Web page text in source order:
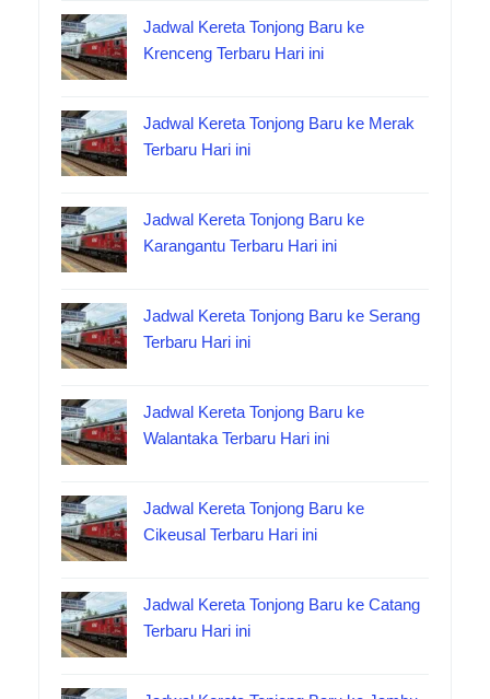
Jadwal Kereta Tonjong Baru ke
Krenceng Terbaru Hari ini
Jadwal Kereta Tonjong Baru ke Merak
Terbaru Hari ini
Jadwal Kereta Tonjong Baru ke
Karangantu Terbaru Hari ini
Jadwal Kereta Tonjong Baru ke Serang
Terbaru Hari ini
Jadwal Kereta Tonjong Baru ke
Walantaka Terbaru Hari ini
Jadwal Kereta Tonjong Baru ke
Cikeusal Terbaru Hari ini
Jadwal Kereta Tonjong Baru ke Catang
Terbaru Hari ini